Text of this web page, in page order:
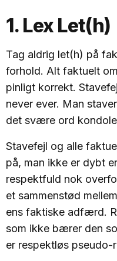
1. Lex Let(h)
Tag aldrig let(h) på
forhold. Alt faktuelt
pinligt korrekt.
never ever. Man
det svære ord
Stavefejl og alle
på, man ikke er dybt
respektfuld nok
et sammenstød
ens faktiske adfærd.
som ikke bærer den
er respektløs pseudo-